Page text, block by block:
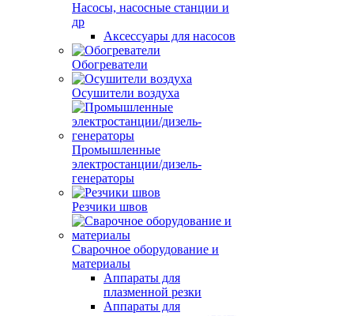
Насосы, насосные станции и
др
Аксессуары для насосов
Обогреватели
Осушители воздуха
Промышленные
электростанции/дизель-
генераторы
Резчики швов
Сварочное оборудование и
материалы
Аппараты для
плазменной резки
Аппараты для